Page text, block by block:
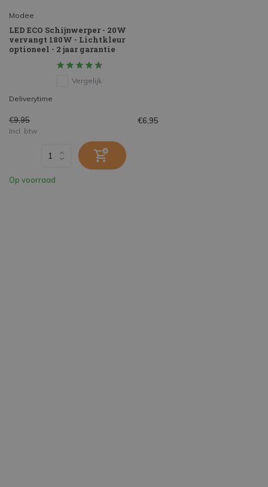
Modee
LED ECO Schijnwerper - 20W
vervangt 180W - Lichtkleur
optioneel - 2 jaar garantie
Vergelijk
Deliverytime
€9,95 €6,95
Incl. btw
Op voorraad